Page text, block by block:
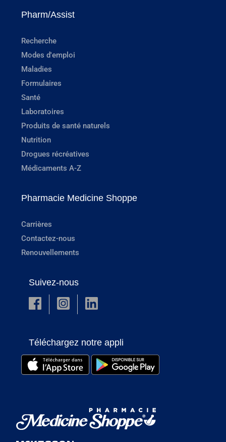
Pharm/Assist
Recherche
Modes d'emploi
Maladies
Formulaires
Santé
Laboratoires
Produits de santé naturels
Nutrition
Drogues récréatives
Médicaments A-Z
Pharmacie Medicine Shoppe
Carrières
Contactez-nous
Renouvellements
Suivez-nous
Téléchargez notre appli